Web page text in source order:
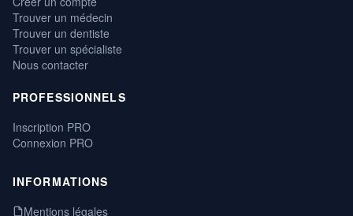
Trouver un médecin
Trouver un dentiste
Trouver un spécialiste
Nous contacter
PROFESSIONNELS
Inscription PRO
Connexion PRO
INFORMATIONS
Mentions légales